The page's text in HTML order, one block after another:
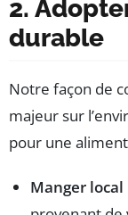
2.
durable
Notre façon de
majeur sur
pour une
Manger local